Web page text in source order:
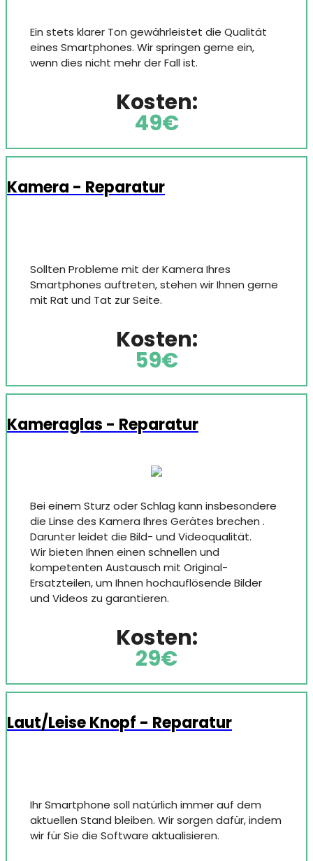
Ein stets klarer Ton gewährleistet die Qualität
eines Smartphones. Wir springen gerne ein,
wenn dies nicht mehr der Fall ist.
Kosten:
49€
Kamera - Reparatur
Sollten Probleme mit der Kamera Ihres
Smartphones auftreten, stehen wir Ihnen gerne
mit Rat und Tat zur Seite.
Kosten:
59€
Kameraglas - Reparatur
Bei einem Sturz oder Schlag kann insbesondere
die Linse des Kamera Ihres Gerätes brechen .
Darunter leidet die Bild- und Videoqualität.
Wir bieten Ihnen einen schnellen und
kompetenten Austausch mit Original-
Ersatzteilen, um Ihnen hochauflösende Bilder
und Videos zu garantieren.
Kosten:
29€
Laut/Leise Knopf - Reparatur
Ihr Smartphone soll natürlich immer auf dem
aktuellen Stand bleiben. Wir sorgen dafür, indem
wir für Sie die Software aktualisieren.